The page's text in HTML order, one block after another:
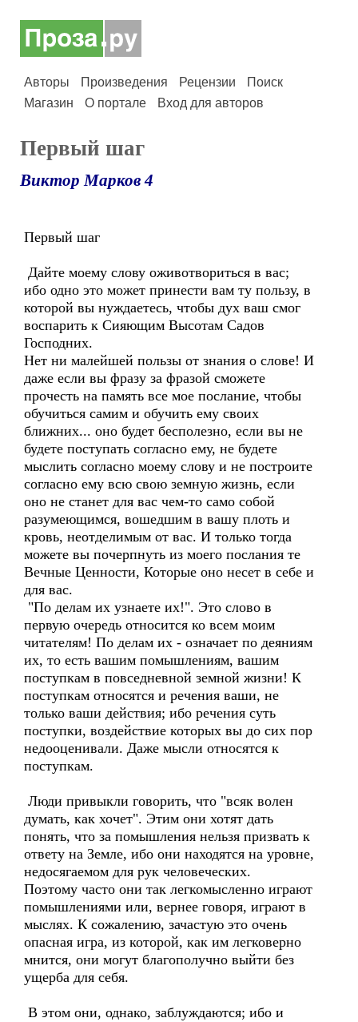
Авторы Произведения Рецензии
Поиск
Магазин
О портале Вход для авторов
Первый шаг
Виктор Марков 4
Первый шаг
Дайте моему слову оживотвориться в вас;
ибо одно это может принести вам ту пользу, в
которой вы нуждаетесь, чтобы дух ваш смог
воспарить к Сияющим Высотам Садов
Господних.
Нет ни малейшей пользы от знания о слове! И
даже если вы фразу за фразой сможете
прочесть на память все мое послание, чтобы
обучиться самим и обучить ему своих
ближних... оно будет бесполезно, если вы не
будете поступать согласно ему, не будете
мыслить согласно моему слову и не построите
согласно ему всю свою земную жизнь, если
оно не станет для вас чем-то само собой
разумеющимся, вошедшим в вашу плоть и
кровь, неотделимым от вас. И только тогда
можете вы почерпнуть из моего послания те
Вечные Ценности, Которые оно несет в себе и
для вас.
"По делам их узнаете их!". Это слово в
первую очередь относится ко всем моим
читателям! По делам их - означает по деяниям
их, то есть вашим помышлениям, вашим
поступкам в повседневной земной жизни! К
поступкам относятся и речения ваши, не
только ваши действия; ибо речения суть
поступки, воздействие которых вы до сих пор
недооценивали. Даже мысли относятся к
поступкам.
Люди привыкли говорить, что "всяк волен
думать, как хочет". Этим они хотят дать
понять, что за помышления нельзя призвать к
ответу на Земле, ибо они находятся на уровне,
недосягаемом для рук человеческих.
Поэтому часто они так легкомысленно играют
помышлениями или, вернее говоря, играют в
мыслях. К сожалению, зачастую это очень
опасная игра, из которой, как им легковерно
мнится, они могут благополучно выйти без
ущерба для себя.
В этом они, однако, заблуждаются; ибо и